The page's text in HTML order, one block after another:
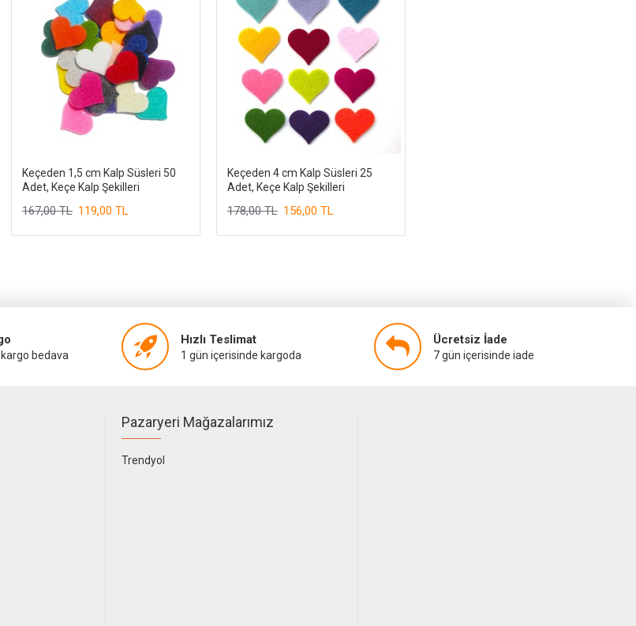
Keçeden 1,5 cm Kalp Süsleri 50
Adet, Keçe Kalp Şekilleri
119,00 TL
167,00 TL
Keçeden 4 cm Kalp Süsleri 25
Adet, Keçe Kalp Şekilleri
156,00 TL
178,00 TL
bedava
Hızlı Teslimat
1 gün içerisinde kargoda
Ücretsiz İade
7 gün içerisinde iade
Pazaryeri Mağazalarımız
Trendyol